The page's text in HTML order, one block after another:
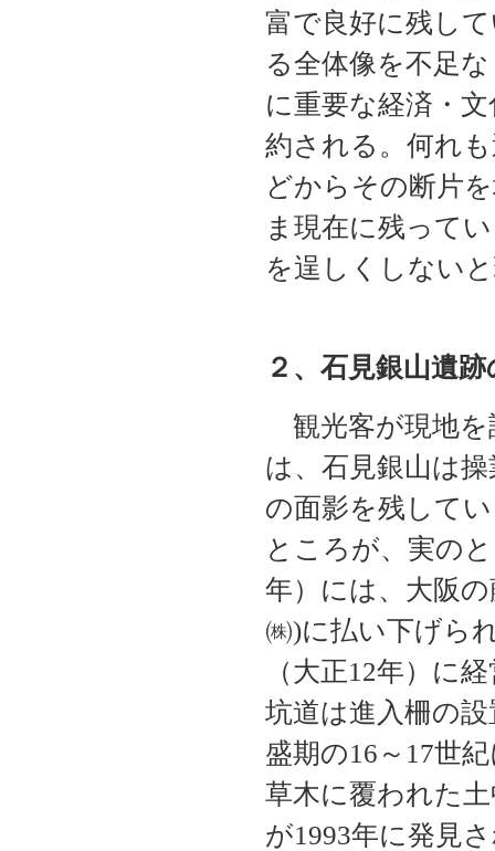
富で良好に残し
る全体像を不足
に重要な経済・
約される。何れ
どからその断片
ま現在に残って
を逞しくしない
２、石見銀山遺
観光客が現地を
は、石見銀山は
の面影を残して
ところが、実の
年）には、大阪
㈱)に払い下げら
（大正12年）に
坑道は進入柵の
盛期の16～17世
草木に覆われた
が1993年に発見